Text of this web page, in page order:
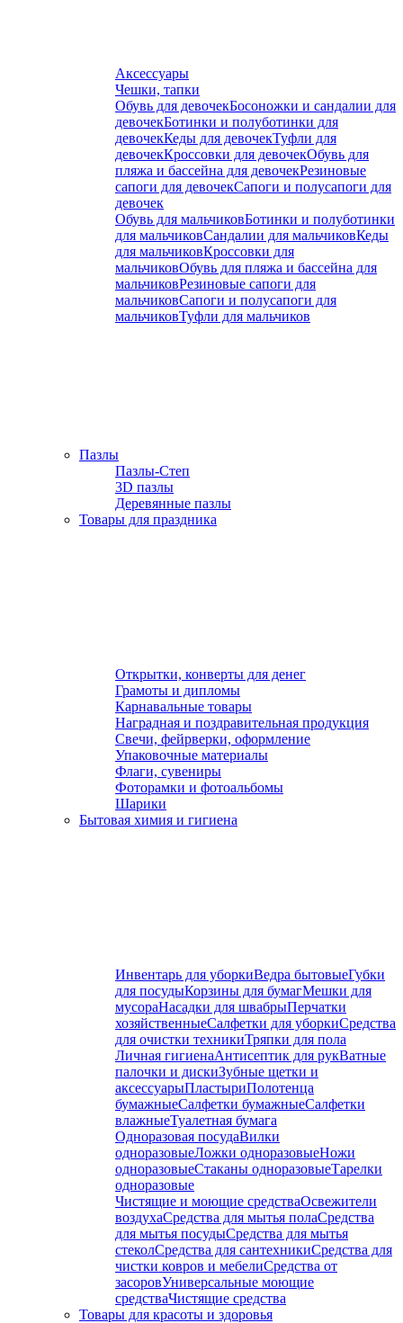
Аксессуары
Чешки, тапки
Обувь для девочекБосоножки и сандалии для
девочекБотинки и полуботинки для
девочекКеды для девочекТуфли для
девочекКроссовки для девочекОбувь для
пляжа и бассейна для девочекРезиновые
сапоги для девочекСапоги и полусапоги для
девочек
Обувь для мальчиковБотинки и полуботинки
для мальчиковСандалии для мальчиковКеды
для мальчиковКроссовки для
мальчиковОбувь для пляжа и бассейна для
мальчиковРезиновые сапоги для
мальчиковСапоги и полусапоги для
мальчиковТуфли для мальчиков
Пазлы
Пазлы-Степ
3D пазлы
Деревянные пазлы
Товары для праздника
Открытки, конверты для денег
Грамоты и дипломы
Карнавальные товары
Наградная и поздравительная продукция
Свечи, фейрверки, оформление
Упаковочные материалы
Флаги, сувениры
Фоторамки и фотоальбомы
Шарики
Бытовая химия и гигиена
Инвентарь для уборкиВедра бытовыеГубки
для посудыКорзины для бумагМешки для
мусораНасадки для швабрыПерчатки
хозяйственныеСалфетки для уборкиСредства
для очистки техникиТряпки для пола
Личная гигиенаАнтисептик для рукВатные
палочки и дискиЗубные щетки и
аксессуарыПластыриПолотенца
бумажныеСалфетки бумажныеСалфетки
влажныеТуалетная бумага
Одноразовая посудаВилки
одноразовыеЛожки одноразовыеНожи
одноразовыеСтаканы одноразовыеТарелки
одноразовые
Чистящие и моющие средстваОсвежители
воздухаСредства для мытья полаСредства
для мытья посудыСредства для мытья
стеколСредства для сантехникиСредства для
чистки ковров и мебелиСредства от
засоровУниверсальные моющие
средстваЧистящие средства
Товары для красоты и здоровья